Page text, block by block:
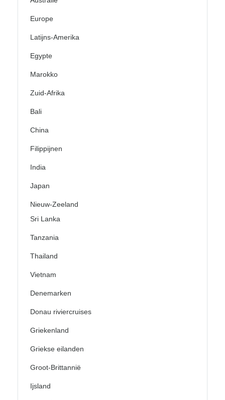
Europe
Latijns-Amerika
Egypte
Marokko
Zuid-Afrika
Bali
China
Filippijnen
India
Japan
Nieuw-Zeeland
Sri Lanka
Tanzania
Thailand
Vietnam
Denemarken
Donau riviercruises
Griekenland
Griekse eilanden
Groot-Brittannië
Ijsland